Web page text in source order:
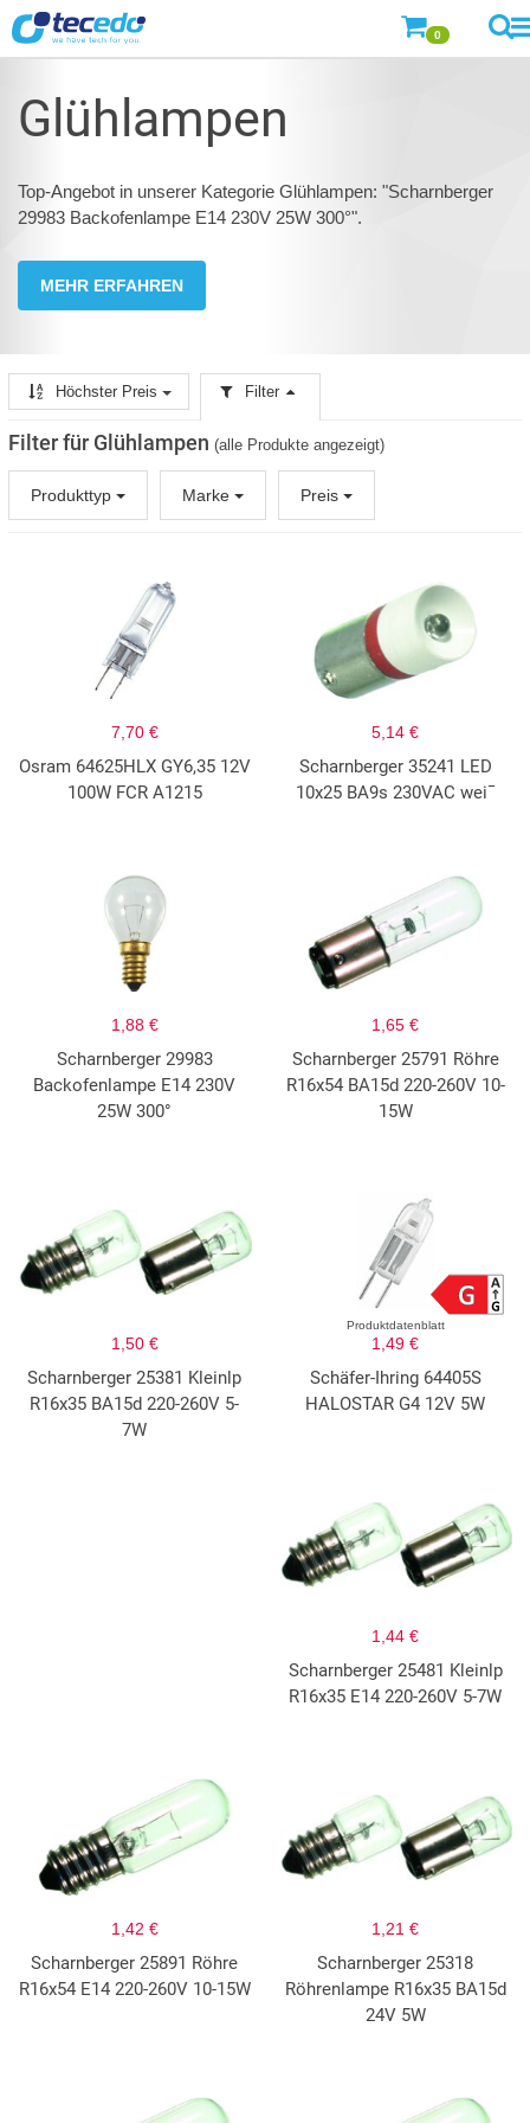
0
Glühlampen
Top-Angebot in unserer Kategorie Glühlampen: "Scharnberger
29983 Backofenlampe E14 230V 25W 300°".
MEHR ERFAHREN
Höchster Preis Filter
Filter für Glühlampen (alle Produkte angezeigt)
Produkttyp Marke Preis
7,70 €
Osram 64625HLX GY6,35 12V
100W FCR A1215
5,14 €
Scharnberger 35241 LED
10x25 BA9s 230VAC wei¯
1,88 €
Scharnberger 29983
Backofenlampe E14 230V
25W 300°
1,65 €
Scharnberger 25791 Röhre
R16x54 BA15d 220-260V 10-
15W
1,50 €
Scharnberger 25381 Kleinlp
R16x35 BA15d 220-260V 5-
7W
Produktdatenblatt
1,49 €
Schäfer-Ihring 64405S
HALOSTAR G4 12V 5W
1,44 €
Scharnberger 25481 Kleinlp
R16x35 E14 220-260V 5-7W
1,42 €
Scharnberger 25891 Röhre
R16x54 E14 220-260V 10-15W
1,21 €
Scharnberger 25318
Röhrenlampe R16x35 BA15d
24V 5W